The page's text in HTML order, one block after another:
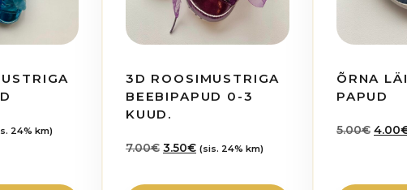
24% km)
3D ROOSIMUSTRIGA
BEEBIPAPUD 0-3
KUUD.
7.00€ Algne
3.50€Praegune
(sis. 24% km)
ÕRNA
PAPUD
5.00€ Algne
4.00
teha